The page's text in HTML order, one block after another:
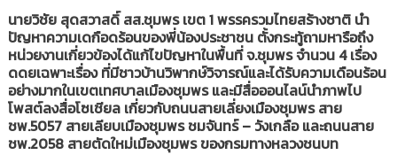
นายวิชัย สุดสวาสดิ์ สส.ชุมพร เขต 1 พรรครวมไทยสร้างชาติ นำ
ปัญหาความเดกือดร้อนของพี่น้องประชาชน ตั้งกระทู้ถามหารือถึง
หน่วยงานเกี่ยวข้องได้แก้ไขปัญหาในพื้นที่ จ.ชุมพร จำนวน 4 เรื่อง
ดดยเฉพาะเรื่อง ที่มีชาวบ้านวิพากษ์วิจารณ์และได้รับความเดือนร้อน
อย่างมากในเขตเทศบาลเมืองชุมพร และมีสื่อออนไลน์นำภาพไป
โพสต์ลงสื่อโซเชียล เกี่ยวกับถนนสายเลี่ยงเมืองชุมพร สาย
ชพ.5057 สายเลียบเมืองชุมพร ชมจันทร์ – วังเกลือ และถนนสาย
ชพ.2058 สายตัดใหม่เมืองชุมพร ของกรมทางหลวงชนบท